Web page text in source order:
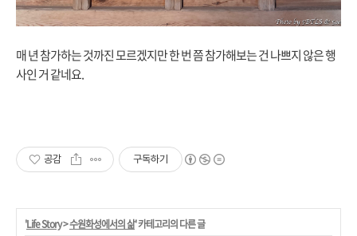
매 년 참가하는 것까진 모르겠지만 한 번 쯤 참가해보는 건 나쁘지 않은 행
사인 거 같네요.
공감 구독하기
'Life Story>수원화성에서의 삶' 카테고리의 다른 글